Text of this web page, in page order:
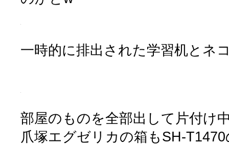
一時的に排出された学習机とネ
部屋のものを全部出して片付け
爪塚エグゼリカの箱もSH-